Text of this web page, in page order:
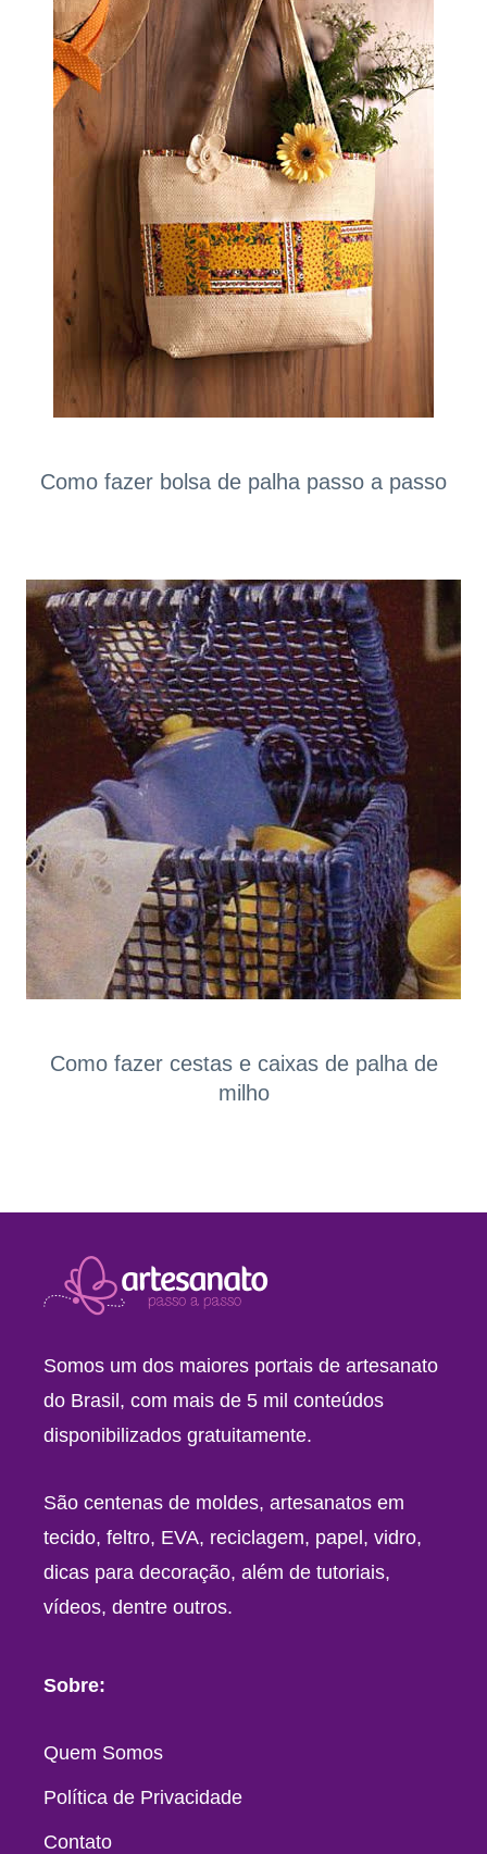
Como fazer bolsa de palha passo a passo
Como fazer cestas e caixas de palha de
milho
Somos um dos maiores portais de artesanato
do Brasil, com mais de 5 mil conteúdos
disponibilizados gratuitamente.
São centenas de moldes, artesanatos em
tecido, feltro, EVA, reciclagem, papel, vidro,
dicas para decoração, além de tutoriais,
vídeos, dentre outros.
Sobre:
Quem Somos
Política de Privacidade
Contato